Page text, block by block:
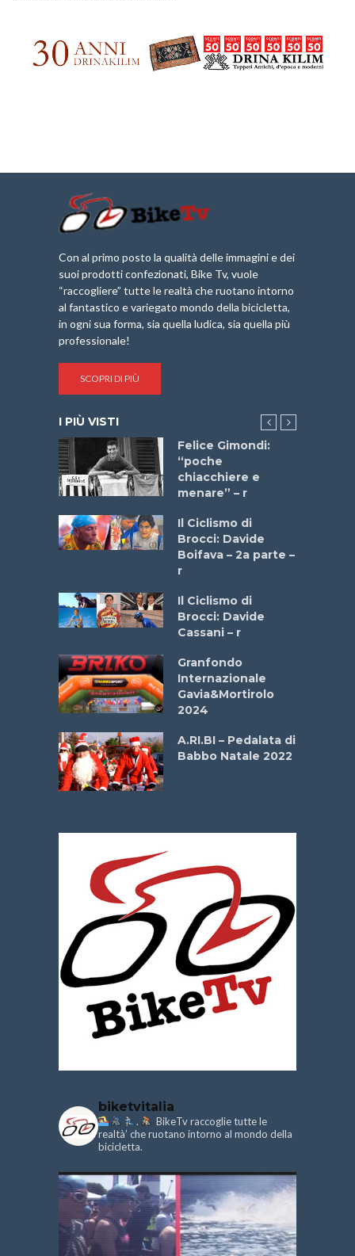
Con al primo posto la qualità delle immagini e dei
suoi prodotti confezionati, Bike Tv, vuole
“raccogliere” tutte le realtà che ruotano intorno
al fantastico e variegato mondo della bicicletta,
in ogni sua forma, sia quella ludica, sia quella più
professionale!
SCOPRI DI PIÙ
I PIÙ VISTI
Felice Gimondi:
“poche
chiacchiere e
menare” – r
Il Ciclismo di
Brocci: Davide
Boifava – 2a parte –
r
Il Ciclismo di
Brocci: Davide
Cassani – r
Granfondo
Internazionale
Gavia&Mortirolo
2024
A.RI.BI – Pedalata di
Babbo Natale 2022
biketvitalia
.
BikeTv raccoglie tutte le
realtà’ che ruotano intorno al mondo della
bicicletta.